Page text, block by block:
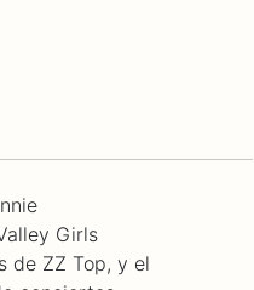
Girls
de ZZ Top, y el